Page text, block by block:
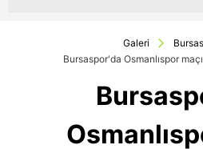
Galeri
Bursaspor'da Osmanlıspor